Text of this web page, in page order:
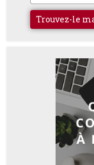
Trouvez-le